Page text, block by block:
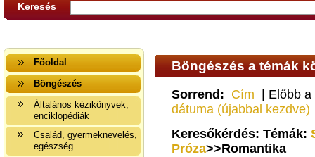
Keresés
Főoldal
Böngészés
Általános kézikönyvek,
enciklopédiák
Család, gyermeknevelés,
egészség
Böngészés a témák
Sorrend: Cím | Előbb
dátuma (újabbal kezdve)
Keresőkérdés: Témák:
Próza>>Romantika